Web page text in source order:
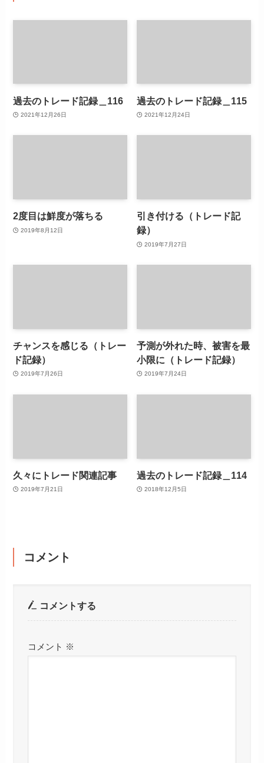
過去のトレード記録＿116
2021年12月26日
過去のトレード記録＿115
2021年12月24日
2度目は鮮度が落ちる
2019年8月12日
引き付ける（トレード記
録）
2019年7月27日
チャンスを感じる（トレー
ド記録）
2019年7月26日
予測が外れた時、被害を最
小限に（トレード記録）
2019年7月24日
久々にトレード関連記事
2019年7月21日
過去のトレード記録＿114
2018年12月5日
コメント
コメントする
コメント ※